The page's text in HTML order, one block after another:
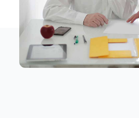
Protesi mobile
Faccette dentali